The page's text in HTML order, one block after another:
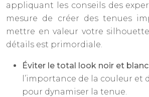
appliquant les conseils des
mesure de créer des tenues
mettre en valeur votre
détails est primordiale.
Éviter le total look noir et
l’importance de la couleur et
pour dynamiser la tenue.